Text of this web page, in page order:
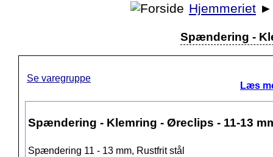
Hjemmeriet
Spændering -
Se varegruppe
Læs
Spændering - Klemring - Øreclips - 11-13
Spændering 11 - 13 mm, Rustfrit stål